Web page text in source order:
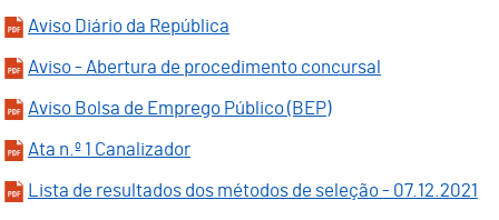
Aviso Diário da República
Aviso - Abertura de procedimento concursal
Aviso Bolsa de Emprego Público (BEP)
Ata n.º 1 Canalizador
Lista de resultados dos métodos de seleção - 07.12.2021